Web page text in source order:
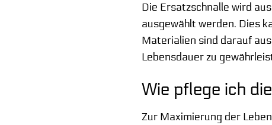
Die Ersatzschnalle wird
ausgewählt werden. Dies
Materialien sind darauf
Lebensdauer zu
Wie pflege ich
Zur Maximierung der